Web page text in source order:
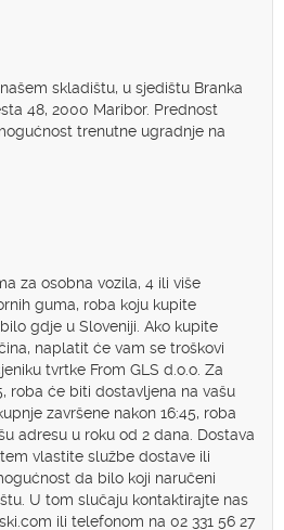
skladištu, u sjedištu Branka
48, 2000 Maribor. Prednost
trenutne ugradnje na
za osobna vozila, 4 ili više
guma, roba koju kupite
gdje u Sloveniji. Ako kupite
naplatit će vam se troškovi
tvrtke From GLS d.o.o. Za
roba će biti dostavljena na vašu
završene nakon 16:45, roba
adresu u roku od 2 dana. Dostava
vlastite službe dostave ili
da bilo koji naručeni
U tom slučaju kontaktirajte nas
ili telefonom na 02 331 56 27